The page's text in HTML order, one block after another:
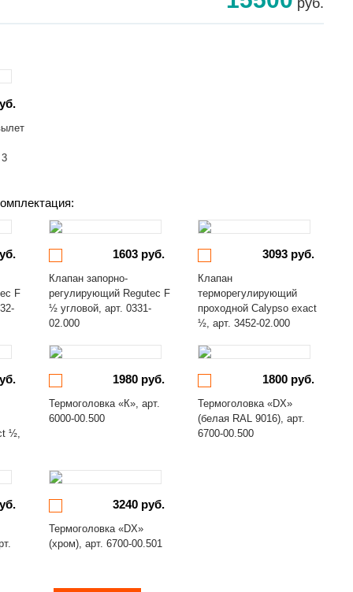
руб.
F
1603 руб.
Клапан запорно-
регулирующий Regutec F
½ угловой, арт. 0331-
02.000
3093 руб.
Клапан
терморегулирующий
проходной Calypso exact
½, арт. 3452-02.000
½,
1980 руб.
Термоголовка «К», арт.
6000-00.500
1800 руб.
Термоголовка «DX»
(белая RAL 9016), арт.
6700-00.500
3240 руб.
Термоголовка «DX»
(хром), арт. 6700-00.501